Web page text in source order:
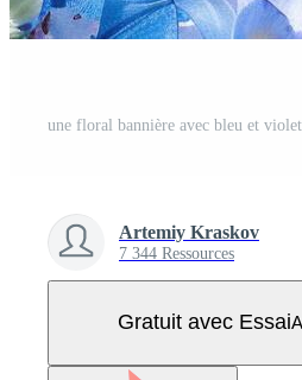
Artemiy Kraskov
7 344 Ressources
Gratuit avec Essai